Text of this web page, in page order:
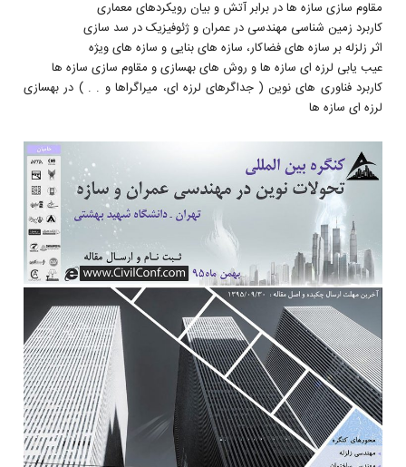
مقاوم سازی سازه ها در برابر آتش و بیان رویکردهای معماری
کاربرد زمین شناسی مهندسی در عمران و ژئوفیزیک در سد سازی
اثر زلزله بر سازه های فضاکار، سازه های بنایی و سازه های ویژه
عیب یابی لرزه ای سازه ها و روش های بهسازی و مقاوم سازی سازه ها
کاربرد فناوری های نوین ( جداگرهای لرزه ای، میراگراها و . . ) در بهسازی
لرزه ای سازه ها